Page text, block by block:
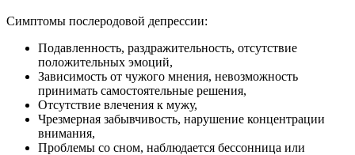
Симптомы послеродовой депрессии:
Подавленность, раздражительность, отсутствие
положительных эмоций,
Зависимость от чужого мнения, невозможность
принимать самостоятельные решения,
Отсутствие влечения к мужу,
Чрезмерная забывчивость, нарушение концентрации
внимания,
Проблемы со сном, наблюдается бессонница или